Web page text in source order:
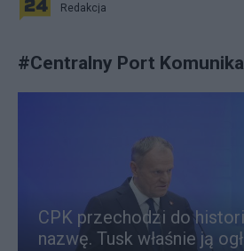
Redakcja
#Centralny Port
CPK przechodzi do
nazwę. Tusk właśnie ją